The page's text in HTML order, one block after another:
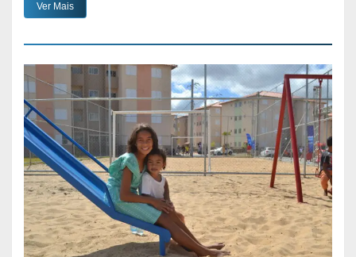
Ver Mais